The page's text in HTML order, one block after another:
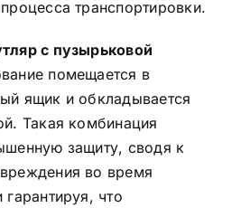
транспортировки.
с пузырьковой
помещается в
ящик и обкладывается
Такая комбинация
защиту, сводя к
во время
что